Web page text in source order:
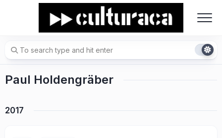
Paul Holdengräber
2017